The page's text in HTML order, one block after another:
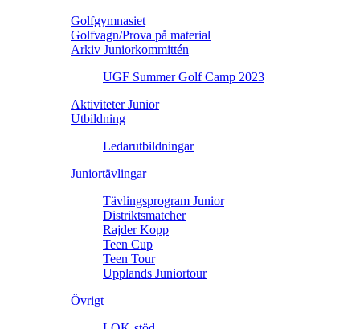
Golfgymnasiet
Golfvagn/Prova på material
Arkiv Juniorkommittén
UGF Summer Golf Camp 2023
Aktiviteter Junior
Utbildning
Ledarutbildningar
Juniortävlingar
Tävlingsprogram Junior
Distriktsmatcher
Rajder Kopp
Teen Cup
Teen Tour
Upplands Juniortour
Övrigt